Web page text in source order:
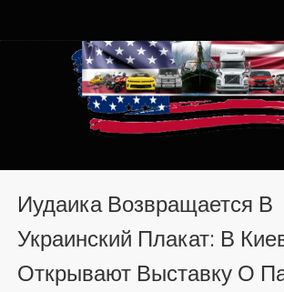
Хмельницком от
Иудаика Возвращается В
Украинский Плакат: В
Открывают Выставку О